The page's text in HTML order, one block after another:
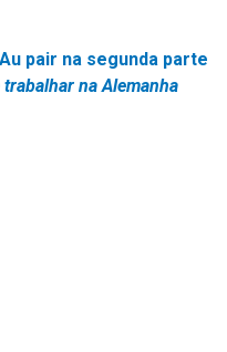
pair na segunda parte
na Alemanha